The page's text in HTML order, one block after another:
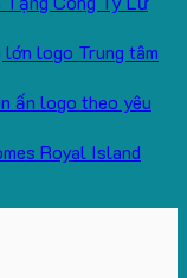
kê
thêu
yêu
logo Trung tâm
ấn logo theo yêu
Royal Island